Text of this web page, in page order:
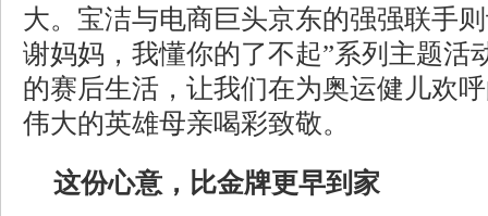
大。宝洁与电商巨头京东的强强联手
谢妈妈，我懂你的了不起”系列主题活
的赛后生活，让我们在为奥运健儿欢
伟大的英雄母亲喝彩致敬。
这份心意，比金牌更早到家